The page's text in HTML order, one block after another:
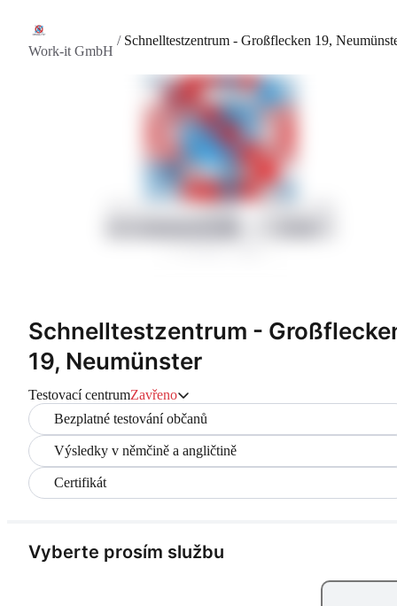
Work-it GmbH
/ Schnelltestzentrum - Großflecken 19,
Schnelltestzentrum -
19, Neumünster
Testovací centrumZavřeno
Bezplatné testování občanů
Výsledky v němčině a angličtině
Certifikát
Vyberte prosím službu